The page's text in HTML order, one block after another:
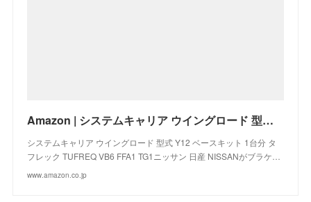
Amazon | システムキャリア ウイングロード 型式 Y12 ベースキット 1台分 タフレック TUFREQ VB6 FFA1 TG1ニッサン 日産 NISSAN | ブラケット | 車＆バイク
システムキャリア ウイングロード 型式 Y12 ベースキット 1台分 タ
フレック TUFREQ VB6 FFA1 TG1ニッサン 日産 NISSANがブラケ…
www.amazon.co.jp